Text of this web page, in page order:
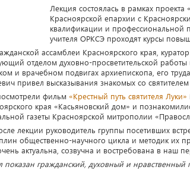
Лекция состоялась в рамках
Красноярской епархии с
квалификации и профессиональной
учителя ОРКСЭ проходят курсы
ассамблеи Красноярского края,
отделом духовно-просветительской работы
и врачебном подвигах архиепископа, его
привел высказывания знакомых со
фильм «Крестный путь святителя Луки»
края «Касьяновский дом» и
газеты Красноярской митрополии
лекции руководитель группы посетивших
общественно-научного цикла и методик их
актуальна, созвучна и востребована в наш
гражданский, духовный и нравственный